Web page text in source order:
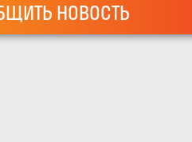
НОВОСТЬ